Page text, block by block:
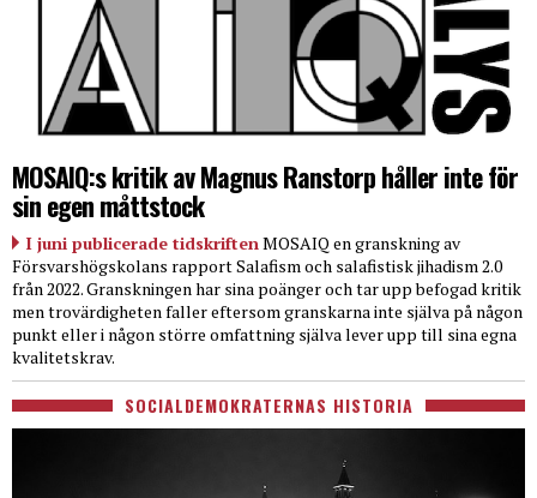
MOSAIQ:s kritik av Magnus Ranstorp håller inte för
sin egen måttstock
I juni publicerade tidskriften MOSAIQ en granskning av
Försvarshögskolans rapport Salafism och salafistisk jihadism 2.0
från 2022. Granskningen har sina poänger och tar upp befogad kritik
men trovärdigheten faller eftersom granskarna inte själva på någon
punkt eller i någon större omfattning själva lever upp till sina egna
kvalitetskrav.
SOCIALDEMOKRATERNAS HISTORIA